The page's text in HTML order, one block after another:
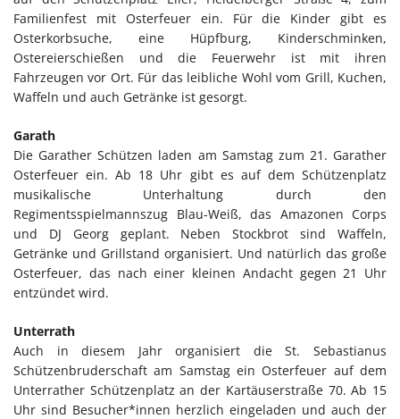
Familienfest mit Osterfeuer ein. Für die Kinder gibt es
Osterkorbsuche, eine Hüpfburg, Kinderschminken,
Ostereierschießen und die Feuerwehr ist mit ihren
Fahrzeugen vor Ort. Für das leibliche Wohl vom Grill, Kuchen,
Waffeln und auch Getränke ist gesorgt.
Garath
Die Garather Schützen laden am Samstag zum 21. Garather
Osterfeuer ein. Ab 18 Uhr gibt es auf dem Schützenplatz
musikalische Unterhaltung durch den
Regimentsspielmannszug Blau-Weiß, das Amazonen Corps
und DJ Georg geplant. Neben Stockbrot sind Waffeln,
Getränke und Grillstand organisiert. Und natürlich das große
Osterfeuer, das nach einer kleinen Andacht gegen 21 Uhr
entzündet wird.
Unterrath
Auch in diesem Jahr organisiert die St. Sebastianus
Schützenbruderschaft am Samstag ein Osterfeuer auf dem
Unterrather Schützenplatz an der Kartäuserstraße 70. Ab 15
Uhr sind Besucher*innen herzlich eingeladen und auch der